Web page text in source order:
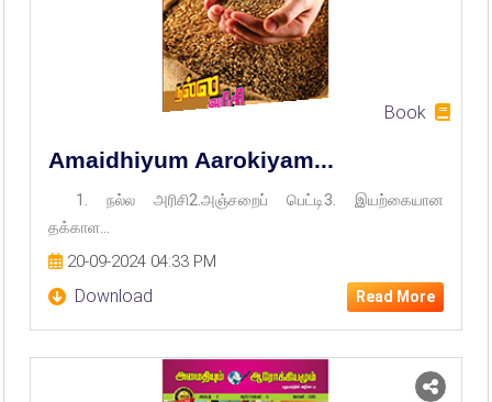
Book
Amaidhiyum Aarokiyam...
1. நல்ல அரிசி2.அஞ்சறைப் பெட்டி3. இயற்கையான
தக்காள...
20-09-2024 04:33 PM
Download Read More